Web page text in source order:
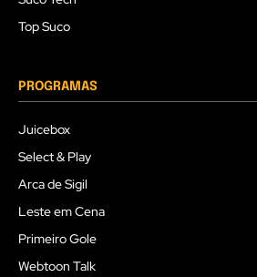
Top Suco
PROGRAMAS
Juicebox
Select & Play
Arca de Sigil
Leste em Cena
Primeiro Gole
Webtoon Talk